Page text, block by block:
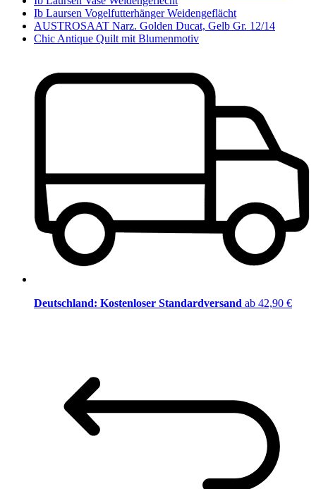
Ib Laursen Vogelfutterhänger Weidengeflächt
AUSTROSAAT Narz. Golden Ducat, Gelb Gr. 12/14
Chic Antique Quilt mit Blumenmotiv
Deutschland: Kostenloser Standardversand ab 42,90 €